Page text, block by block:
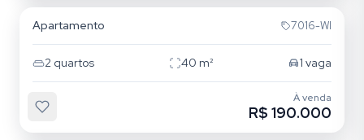
Apartamento 7016-WI
2 quartos 40 m² 1 vaga
À venda
R$ 190.000